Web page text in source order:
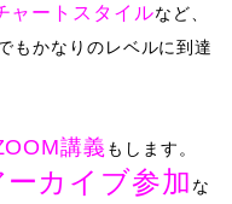
ャートスタイルなど、
もかなりのレベルに到達
講義 もします。
カイブ参加 な